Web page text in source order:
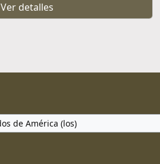
Ver detalles